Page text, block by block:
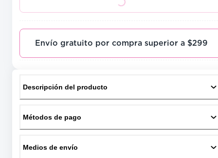
Envío gratuito por compra superior a $299
Descripción del producto
Métodos de pago
Medios de envío